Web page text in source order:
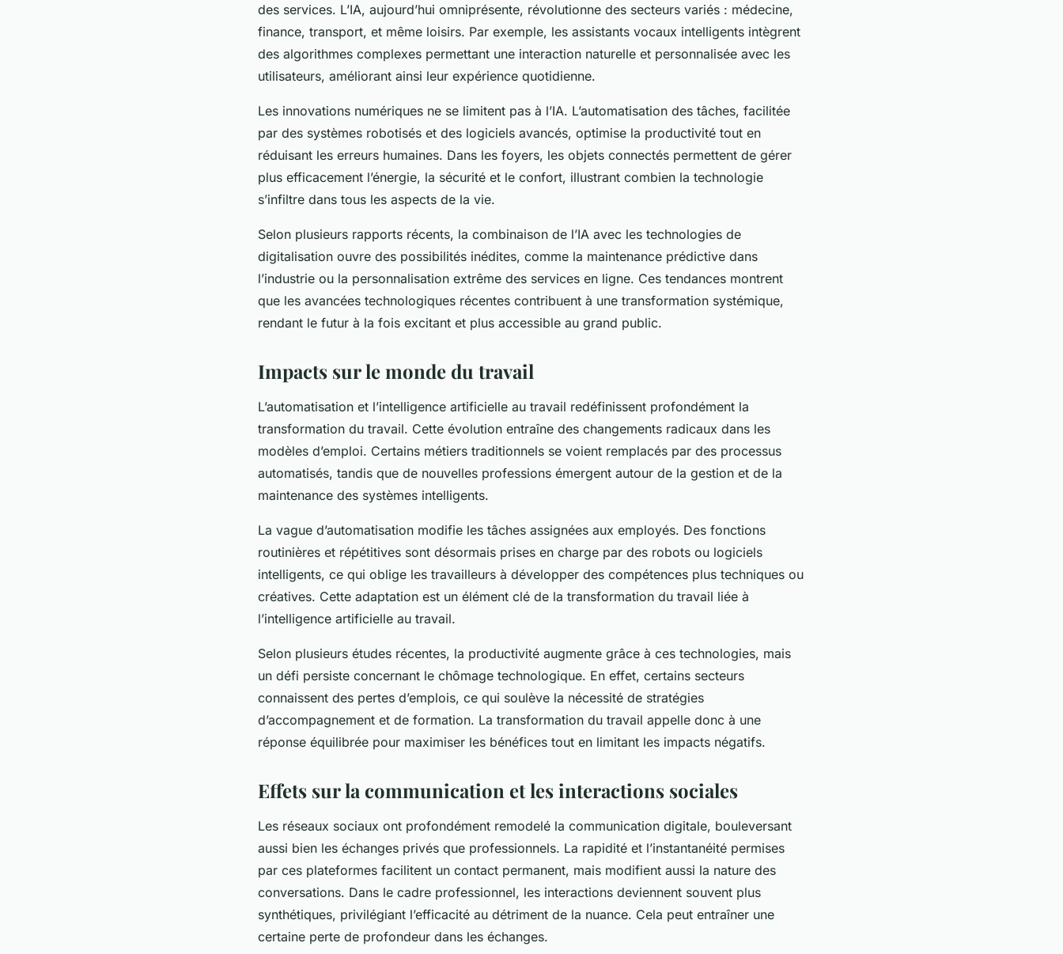
des services. L’IA, aujourd’hui omniprésente, révolutionne des secteurs variés : médecine,
finance, transport, et même loisirs. Par exemple, les assistants vocaux intelligents intègrent
des algorithmes complexes permettant une interaction naturelle et personnalisée avec les
utilisateurs, améliorant ainsi leur expérience quotidienne.
Les innovations numériques ne se limitent pas à l’IA. L’automatisation des tâches, facilitée
par des systèmes robotisés et des logiciels avancés, optimise la productivité tout en
réduisant les erreurs humaines. Dans les foyers, les objets connectés permettent de gérer
plus efficacement l’énergie, la sécurité et le confort, illustrant combien la technologie
s’infiltre dans tous les aspects de la vie.
Selon plusieurs rapports récents, la combinaison de l’IA avec les technologies de
digitalisation ouvre des possibilités inédites, comme la maintenance prédictive dans
l’industrie ou la personnalisation extrême des services en ligne. Ces tendances montrent
que les avancées technologiques récentes contribuent à une transformation systémique,
rendant le futur à la fois excitant et plus accessible au grand public.
Impacts sur le monde du travail
L’automatisation et l’intelligence artificielle au travail redéfinissent profondément la
transformation du travail. Cette évolution entraîne des changements radicaux dans les
modèles d’emploi. Certains métiers traditionnels se voient remplacés par des processus
automatisés, tandis que de nouvelles professions émergent autour de la gestion et de la
maintenance des systèmes intelligents.
La vague d’automatisation modifie les tâches assignées aux employés. Des fonctions
routinières et répétitives sont désormais prises en charge par des robots ou logiciels
intelligents, ce qui oblige les travailleurs à développer des compétences plus techniques ou
créatives. Cette adaptation est un élément clé de la transformation du travail liée à
l’intelligence artificielle au travail.
Selon plusieurs études récentes, la productivité augmente grâce à ces technologies, mais
un défi persiste concernant le chômage technologique. En effet, certains secteurs
connaissent des pertes d’emplois, ce qui soulève la nécessité de stratégies
d’accompagnement et de formation. La transformation du travail appelle donc à une
réponse équilibrée pour maximiser les bénéfices tout en limitant les impacts négatifs.
Effets sur la communication et les interactions sociales
Les réseaux sociaux ont profondément remodelé la communication digitale, bouleversant
aussi bien les échanges privés que professionnels. La rapidité et l’instantanéité permises
par ces plateformes facilitent un contact permanent, mais modifient aussi la nature des
conversations. Dans le cadre professionnel, les interactions deviennent souvent plus
synthétiques, privilégiant l’efficacité au détriment de la nuance. Cela peut entraîner une
certaine perte de profondeur dans les échanges.